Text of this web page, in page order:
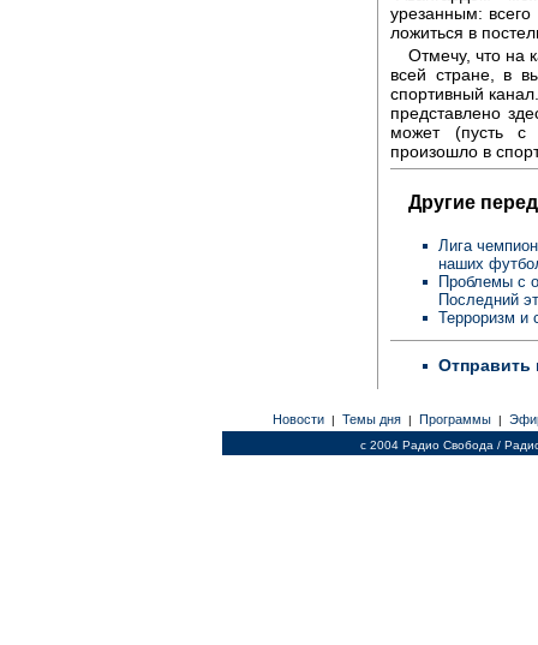
урезанным:
ложиться в
Отмечу, что на
всей стране, в
спортивный
представлено
может (пусть с
произошло в
Другие
Лига
наших
Проблемы с
Последний
Терроризм и
Отправить
Новости | Темы дня | Программы |
c 2004 Радио Свобода /